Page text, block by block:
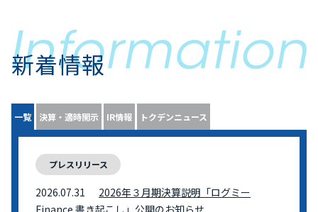
新着情報
一覧 決算・適時開示 IR情報 トクデンニュース
プレスリリース
2026.07.31
2026年３月期決算説明「ログミー